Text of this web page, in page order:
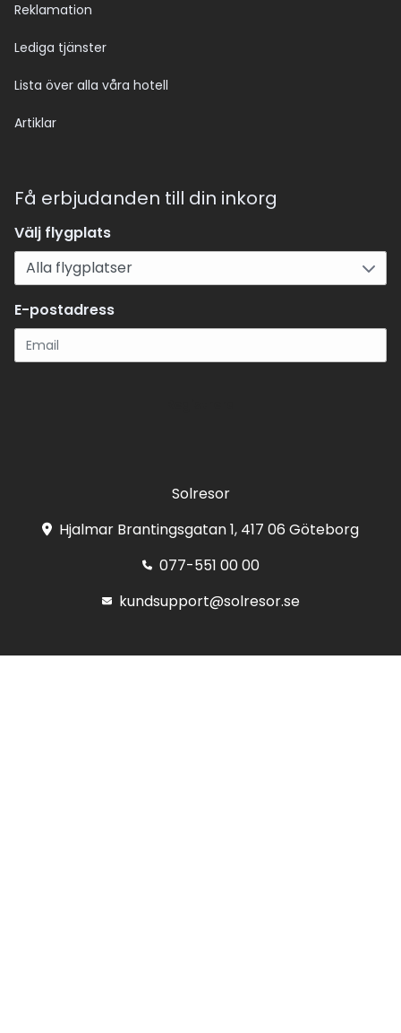
Reklamation
Lediga tjänster
Lista över alla våra hotell
Artiklar
Få erbjudanden till din inkorg
Välj flygplats
E-postadress
Solresor
Hjalmar Brantingsgatan 1, 417 06 Göteborg
077-551 00 00
kundsupport@solresor.se